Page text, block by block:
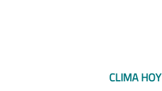
CLIMA HOY